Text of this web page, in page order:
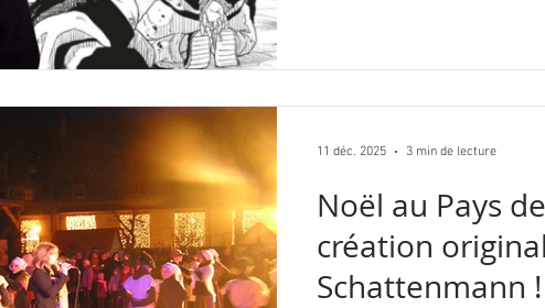
manga, mais devait
Noël au Pays
création
Schattenmann !
11 déc. 2025 3 min de lecture